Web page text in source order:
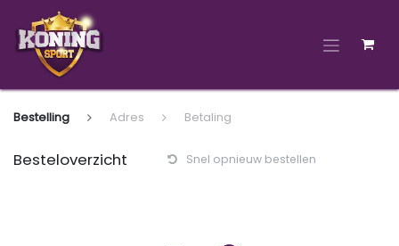
Overslaan naar inhoud
Bestelling Adres Betaling
Besteloverzicht Snel opnieuw bestellen